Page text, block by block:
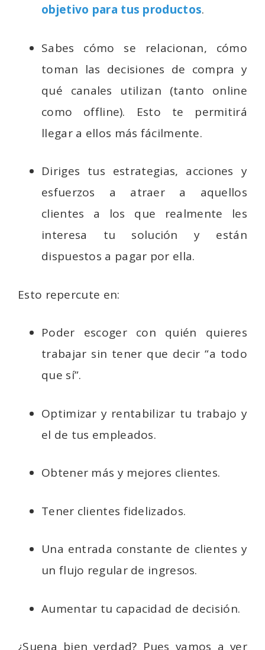
objetivo para tus productos.
Sabes cómo se relacionan, cómo
toman las decisiones de compra y
qué canales utilizan (tanto online
como offline). Esto te permitirá
llegar a ellos más fácilmente.
Diriges tus estrategias, acciones y
esfuerzos a atraer a aquellos
clientes a los que realmente les
interesa tu solución y están
dispuestos a pagar por ella.
Esto repercute en:
Poder escoger con quién quieres
trabajar sin tener que decir “a todo
que sí”.
Optimizar y rentabilizar tu trabajo y
el de tus empleados.
Obtener más y mejores clientes.
Tener clientes fidelizados.
Una entrada constante de clientes y
un flujo regular de ingresos.
Aumentar tu capacidad de decisión.
¿Suena bien verdad? Pues vamos a ver